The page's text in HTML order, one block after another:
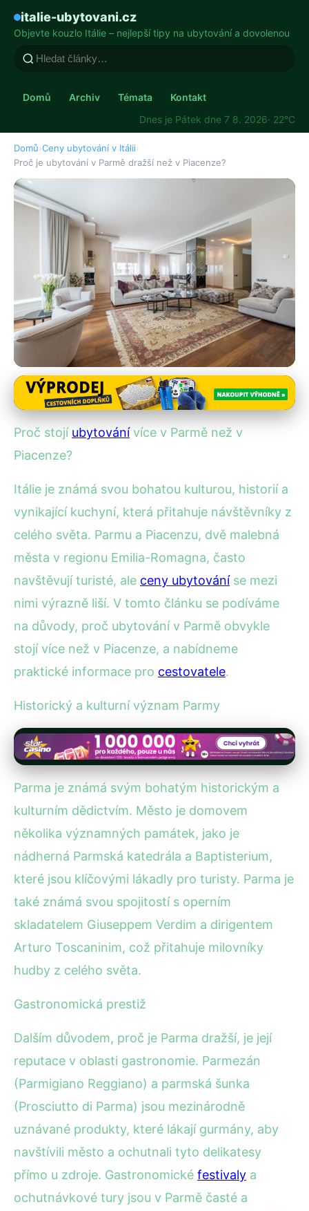
italie-ubytovani.cz
Objevte kouzlo Itálie – nejlepší tipy na ubytování a dovolenou
Domů Archiv Témata
Kontakt
Dnes je Pátek dne 7 8. 2026· 22°C
Domů›Ceny ubytování v Itálii›
Proč je ubytování v Parmě dražší než v Piacenze?
Ceny ubytování v Itálii
Proč je ubytování v Parmě
dražší než v Piacenze?
Proč stojí ubytovánívíce v Parmě než v
Piacenze?
Itálie je známá svou bohatou kulturou, historií a
vynikající kuchyní, která přitahuje návštěvníky z
celého světa. Parmu a Piacenzu, dvě malebná
města v regionu Emilia-Romagna, často
navštěvují turisté, ale ceny ubytováníse mezi
nimi výrazně liší. V tomto článku se podíváme
na důvody, proč ubytování v Parmě obvykle
stojí více než v Piacenze, a nabídneme
praktické informace pro cestovatele.
Historický a kulturní význam Parmy
Parma je známá svým bohatým historickým a
kulturním dědictvím. Město je domovem
několika významných památek, jako je
nádherná Parmská katedrála a Baptisterium,
které jsou klíčovými lákadly pro turisty. Parma je
také známá svou spojitostí s operním
skladatelem Giuseppem Verdim a dirigentem
Arturo Toscaninim, což přitahuje milovníky
hudby z celého světa.
Gastronomická prestiž
Dalším důvodem, proč je Parma dražší, je její
reputace v oblasti gastronomie. Parmezán
(Parmigiano Reggiano) a parmská šunka
(Prosciutto di Parma) jsou mezinárodně
uznávané produkty, které lákají gurmány, aby
navštívili město a ochutnali tyto delikatesy
přímo u zdroje. Gastronomické festivaly a
ochutnávkové tury jsou v Parmě časté a